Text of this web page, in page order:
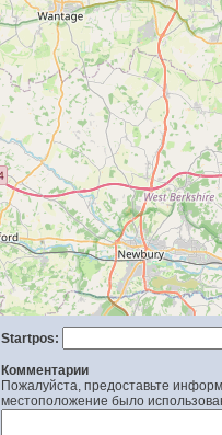
Startpos:
Комментарии
Пожалуйста, предоставьте
местоположение было